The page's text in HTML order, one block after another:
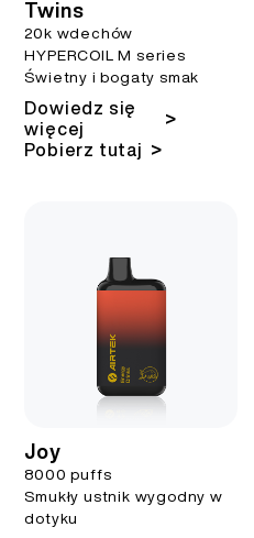
Twins
20k wdechów
HYPERCOIL M series
Świetny i bogaty smak
Dowiedz się
więcej
>
Pobierz tutaj >
Joy
8000 puffs
Smukły ustnik wygodny w
dotyku